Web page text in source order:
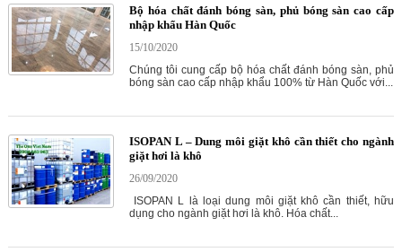
Bộ hóa chất đánh bóng sàn, phủ bóng sàn cao cấp
nhập khẩu Hàn Quốc
15/10/2020
Chúng tôi cung cấp bộ hóa chất đánh bóng sàn, phủ
bóng sàn cao cấp nhập khẩu 100% từ Hàn Quốc với...
ISOPAN L – Dung môi giặt khô cần thiết cho ngành
giặt hơi là khô
26/09/2020
ISOPAN L là loại dung môi giặt khô cần thiết, hữu
dụng cho ngành giặt hơi là khô. Hóa chất...